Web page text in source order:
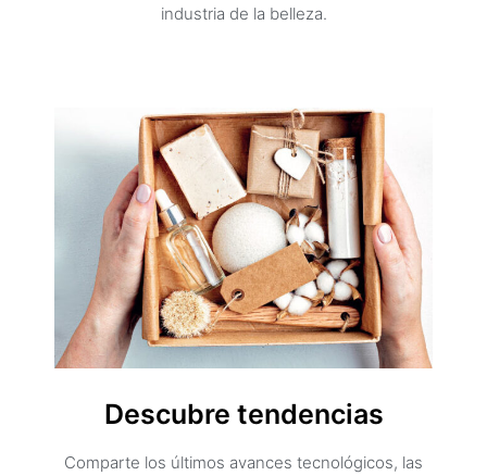
industria de la belleza.
Descubre tendencias
Comparte los últimos avances tecnológicos, las